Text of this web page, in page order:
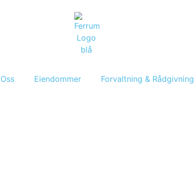
Eiendommer Forvaltning & Rådgivning